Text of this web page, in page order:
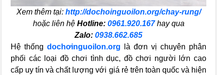
Xem thêm tại: http://dochoinguoilon.org/chay-rung/
hoặc liên hệ Hotline: 0961.920.167hay qua
Zalo: 0938.662.685
Hệ thốngdochơinguoilon.org là đơn vị chuyên phân
phối các loại đồ chơi tình dục, đồ chơi người lớn cao
cấp uy tín và chất lượng với giá rẻ trên toàn quốc và hiện